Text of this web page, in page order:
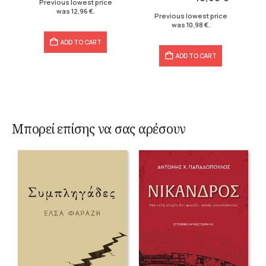
Previous lowest price
was 12,96 €.
ADD TO CART
12,20 €.
10,98 €.
Previous lowest price
was 10,98 €.
ADD TO CART
Μπορεί επίσης να σας αρέσουν